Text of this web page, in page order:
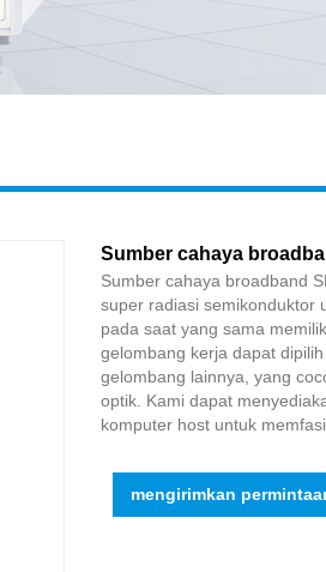
Sumber cahaya
Sumber cahaya broadband
super radiasi semikonduktor
pada saat yang sama
gelombang kerja dapat
gelombang lainnya, yang
optik. Kami dapat
komputer host untuk
mengirimkan